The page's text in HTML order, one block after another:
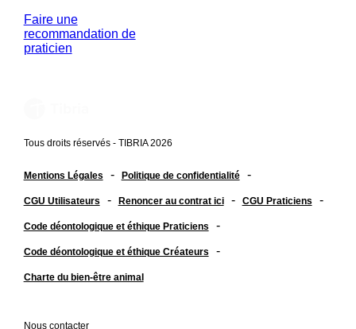
Faire une
recommandation de
praticien
Tous droits réservés - TIBRIA 2026
Mentions Légales - Politique de confidentialité -
CGU Utilisateurs - Renoncer au contrat ici - CGU Praticiens -
Code déontologique et éthique Praticiens -
Code déontologique et éthique Créateurs -
Charte du bien-être animal
Nous contacter